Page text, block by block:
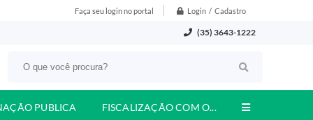
Faça seu login no portal Login / Cadastro
(35) 3643-1222
PUBLICA FISCALIZAÇÃO COM O...